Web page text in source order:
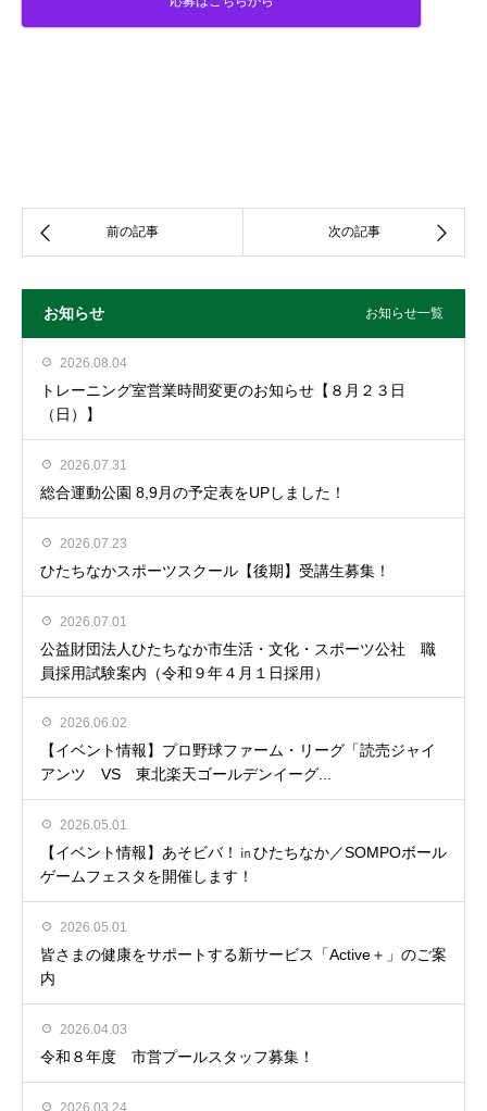
お知らせ お知らせ一覧
2026.08.04
トレーニング室営業時間変更のお知らせ【８月２３日
（日）】
2026.07.31
総合運動公園 8,9月の予定表をUPしました！
2026.07.23
ひたちなかスポーツスクール【後期】受講生募集！
2026.07.01
公益財団法人ひたちなか市生活・文化・スポーツ公社 職
員採用試験案内（令和９年４月１日採用）
2026.06.02
【イベント情報】プロ野球ファーム・リーグ「読売ジャイ
アンツ VS 東北楽天ゴールデンイーグ...
2026.05.01
【イベント情報】あそビバ！㏌ひたちなか／SOMPOボール
ゲームフェスタを開催します！
2026.05.01
皆さまの健康をサポートする新サービス「Active＋」のご案
内
2026.04.03
令和８年度 市営プールスタッフ募集！
2026.03.24